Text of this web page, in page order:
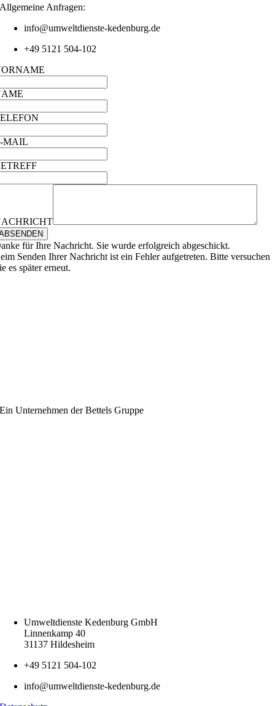
Allgemeine Anfragen:
info@umweltdienste-kedenburg.de
+49 5121 504-102
MAIL
für Ihre Nachricht. Sie wurde erfolgreich abgeschickt.
Senden Ihrer Nachricht ist ein Fehler aufgetreten. Bitte versuchen
es später erneut.
Ein Unternehmen der Bettels Gruppe
Umweltdienste Kedenburg GmbH
Linnenkamp 40
31137 Hildesheim
+49 5121 504-102
info@umweltdienste-kedenburg.de